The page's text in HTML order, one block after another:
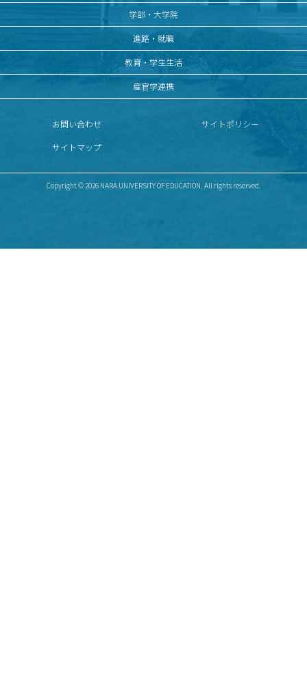
学部・大学院
進路・就職
教育・学生生活
産官学連携
お問い合わせ
サイトポリシー
サイトマップ
Copyright © 2026 NARA UNIVERSITY OF EDUCATION. All rights reserved.